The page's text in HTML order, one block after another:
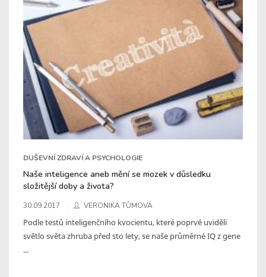
DUŠEVNÍ ZDRAVÍ A PSYCHOLOGIE
Naše inteligence aneb mění se mozek v důsledku
složitější doby a života?
30.09.2017 VERONIKA TŮMOVÁ
Podle testů inteligenčního kvocientu, které poprvé uviděli
světlo světa zhruba před sto lety, se naše průměrné IQ z gene
...